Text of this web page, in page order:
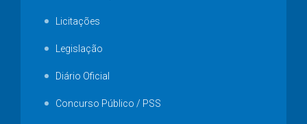
Licitações
Legislação
Diário Oficial
Concurso Público / PSS